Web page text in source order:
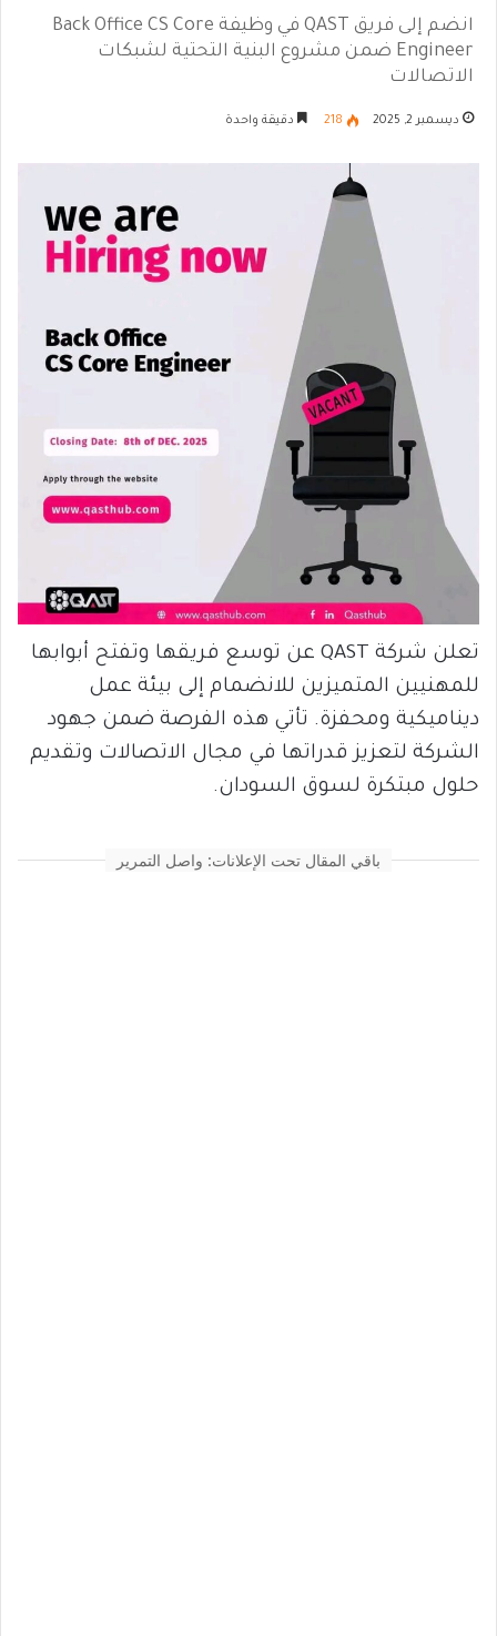
انضم إلى فريق QAST في وظيفة Back Office CS Core
Engineer ضمن مشروع البنية التحتية لشبكات
الاتصالات
ديسمبر 2, 2025 218 دقيقة واحدة
تعلن شركة QAST عن توسع فريقها وتفتح أبوابها
للمهنيين المتميزين للانضمام إلى بيئة عمل
ديناميكية ومحفزة. تأتي هذه الفرصة ضمن جهود
الشركة لتعزيز قدراتها في مجال الاتصالات وتقديم
حلول مبتكرة لسوق السودان.
باقي المقال تحت الإعلانات: واصل التمرير